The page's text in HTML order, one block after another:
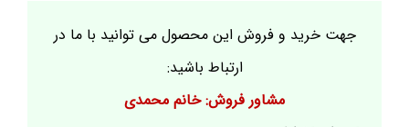
جهت خرید و فروش این محصول می توانید با ما در
ارتباط باشید:
مشاور فروش: خانم محمدی